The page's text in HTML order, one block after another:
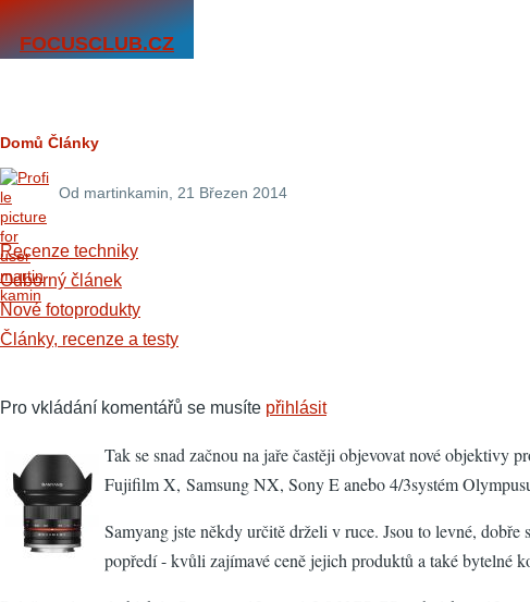
FOCUSCLUB.CZ
Drobečková
navigace
Domů Články
Od martinkamin , 21 Březen 2014
Recenze techniky
Odborný článek
Nové fotoprodukty
Články, recenze a testy
Pro vkládání komentářů se musíte přihlásit
Tak se snad začnou na jaře častěji objevovat nové
Fujifilm X, Samsung NX, Sony E anebo 4/3systém
Samyang jste někdy určitě drželi v ruce. Jsou to levné,
popředí - kvůli zajímavé ceně jejich produktů a také bytelné